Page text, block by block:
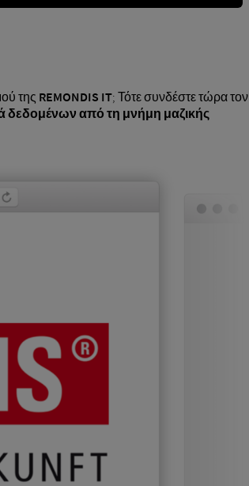
της REMONDIS IT; Τότε συνδέστε τώρα τον
δεδομένων από τη μνήμη μαζικής